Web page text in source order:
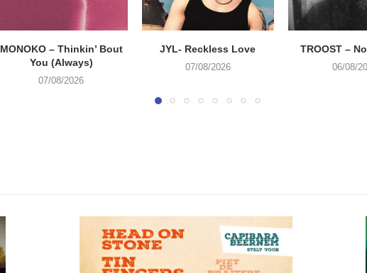
MONOKO – Thinkin’ Bout
You (Always)
07/08/2026
JYL- Reckless Love
07/08/2026
TROOST –
06/08/